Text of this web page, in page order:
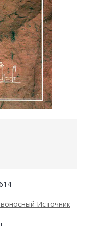
Источник